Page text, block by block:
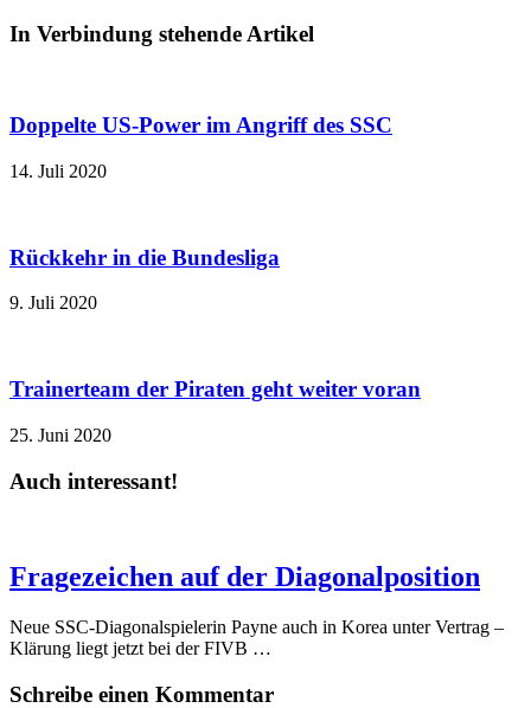
In Verbindung stehende Artikel
Doppelte US-Power im Angriff des SSC
14. Juli 2020
Rückkehr in die Bundesliga
9. Juli 2020
Trainerteam der Piraten geht weiter voran
25. Juni 2020
Auch interessant!
Fragezeichen auf der Diagonalposition
Neue SSC-Diagonalspielerin Payne auch in Korea unter Vertrag –
Klärung liegt jetzt bei der FIVB …
Schreibe einen Kommentar